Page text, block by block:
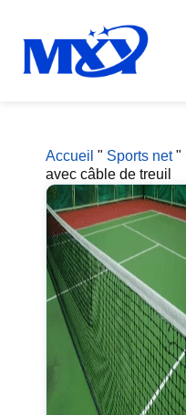
Accueil " Sports net"
avec câble de treuil